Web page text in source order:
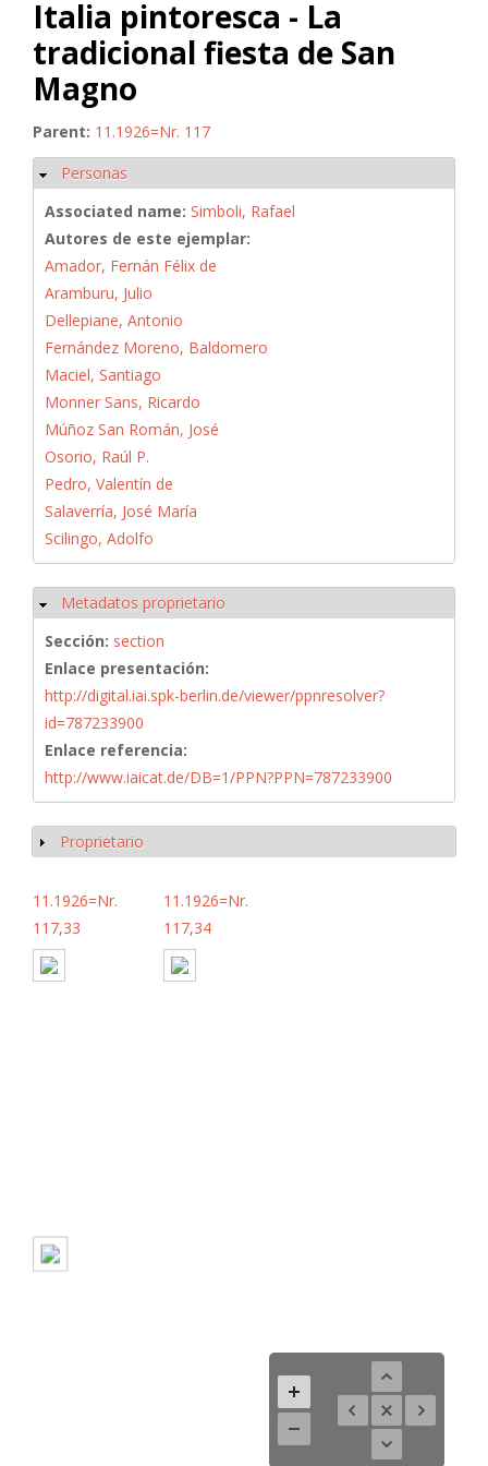
Italia pintoresca - La
tradicional fiesta de San
Magno
Parent: 11.1926=Nr. 117
Ocultar
Personas
Associated name: Simboli, Rafael
Autores de este ejemplar:
Amador, Fernán Félix de
Aramburu, Julio
Dellepiane, Antonio
Fernández Moreno, Baldomero
Maciel, Santiago
Monner Sans, Ricardo
Múñoz San Román, José
Osorio, Raúl P.
Pedro, Valentín de
Salaverría, José María
Scilingo, Adolfo
Ocultar
Metadatos proprietario
Sección: section
Enlace presentación:
http://digital.iai.spk-berlin.de/viewer/ppnresolver?
id=787233900
Enlace referencia:
http://www.iaicat.de/DB=1/PPN?PPN=787233900
Mostrar
Proprietario
11.1926=Nr.
117,33
11.1926=Nr.
117,34